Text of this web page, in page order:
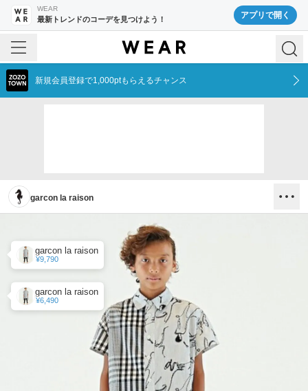
WEAR
最新トレンドのコーデを見つけよう！ アプリで開く
新規会員登録で1,000ptもらえるチャンス
garcon la raison
garcon la raison
¥9,790
garcon la raison
¥6,490